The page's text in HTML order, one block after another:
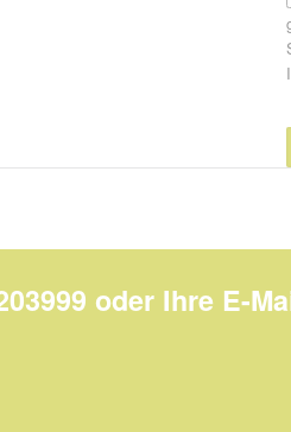
oder Ihre E-